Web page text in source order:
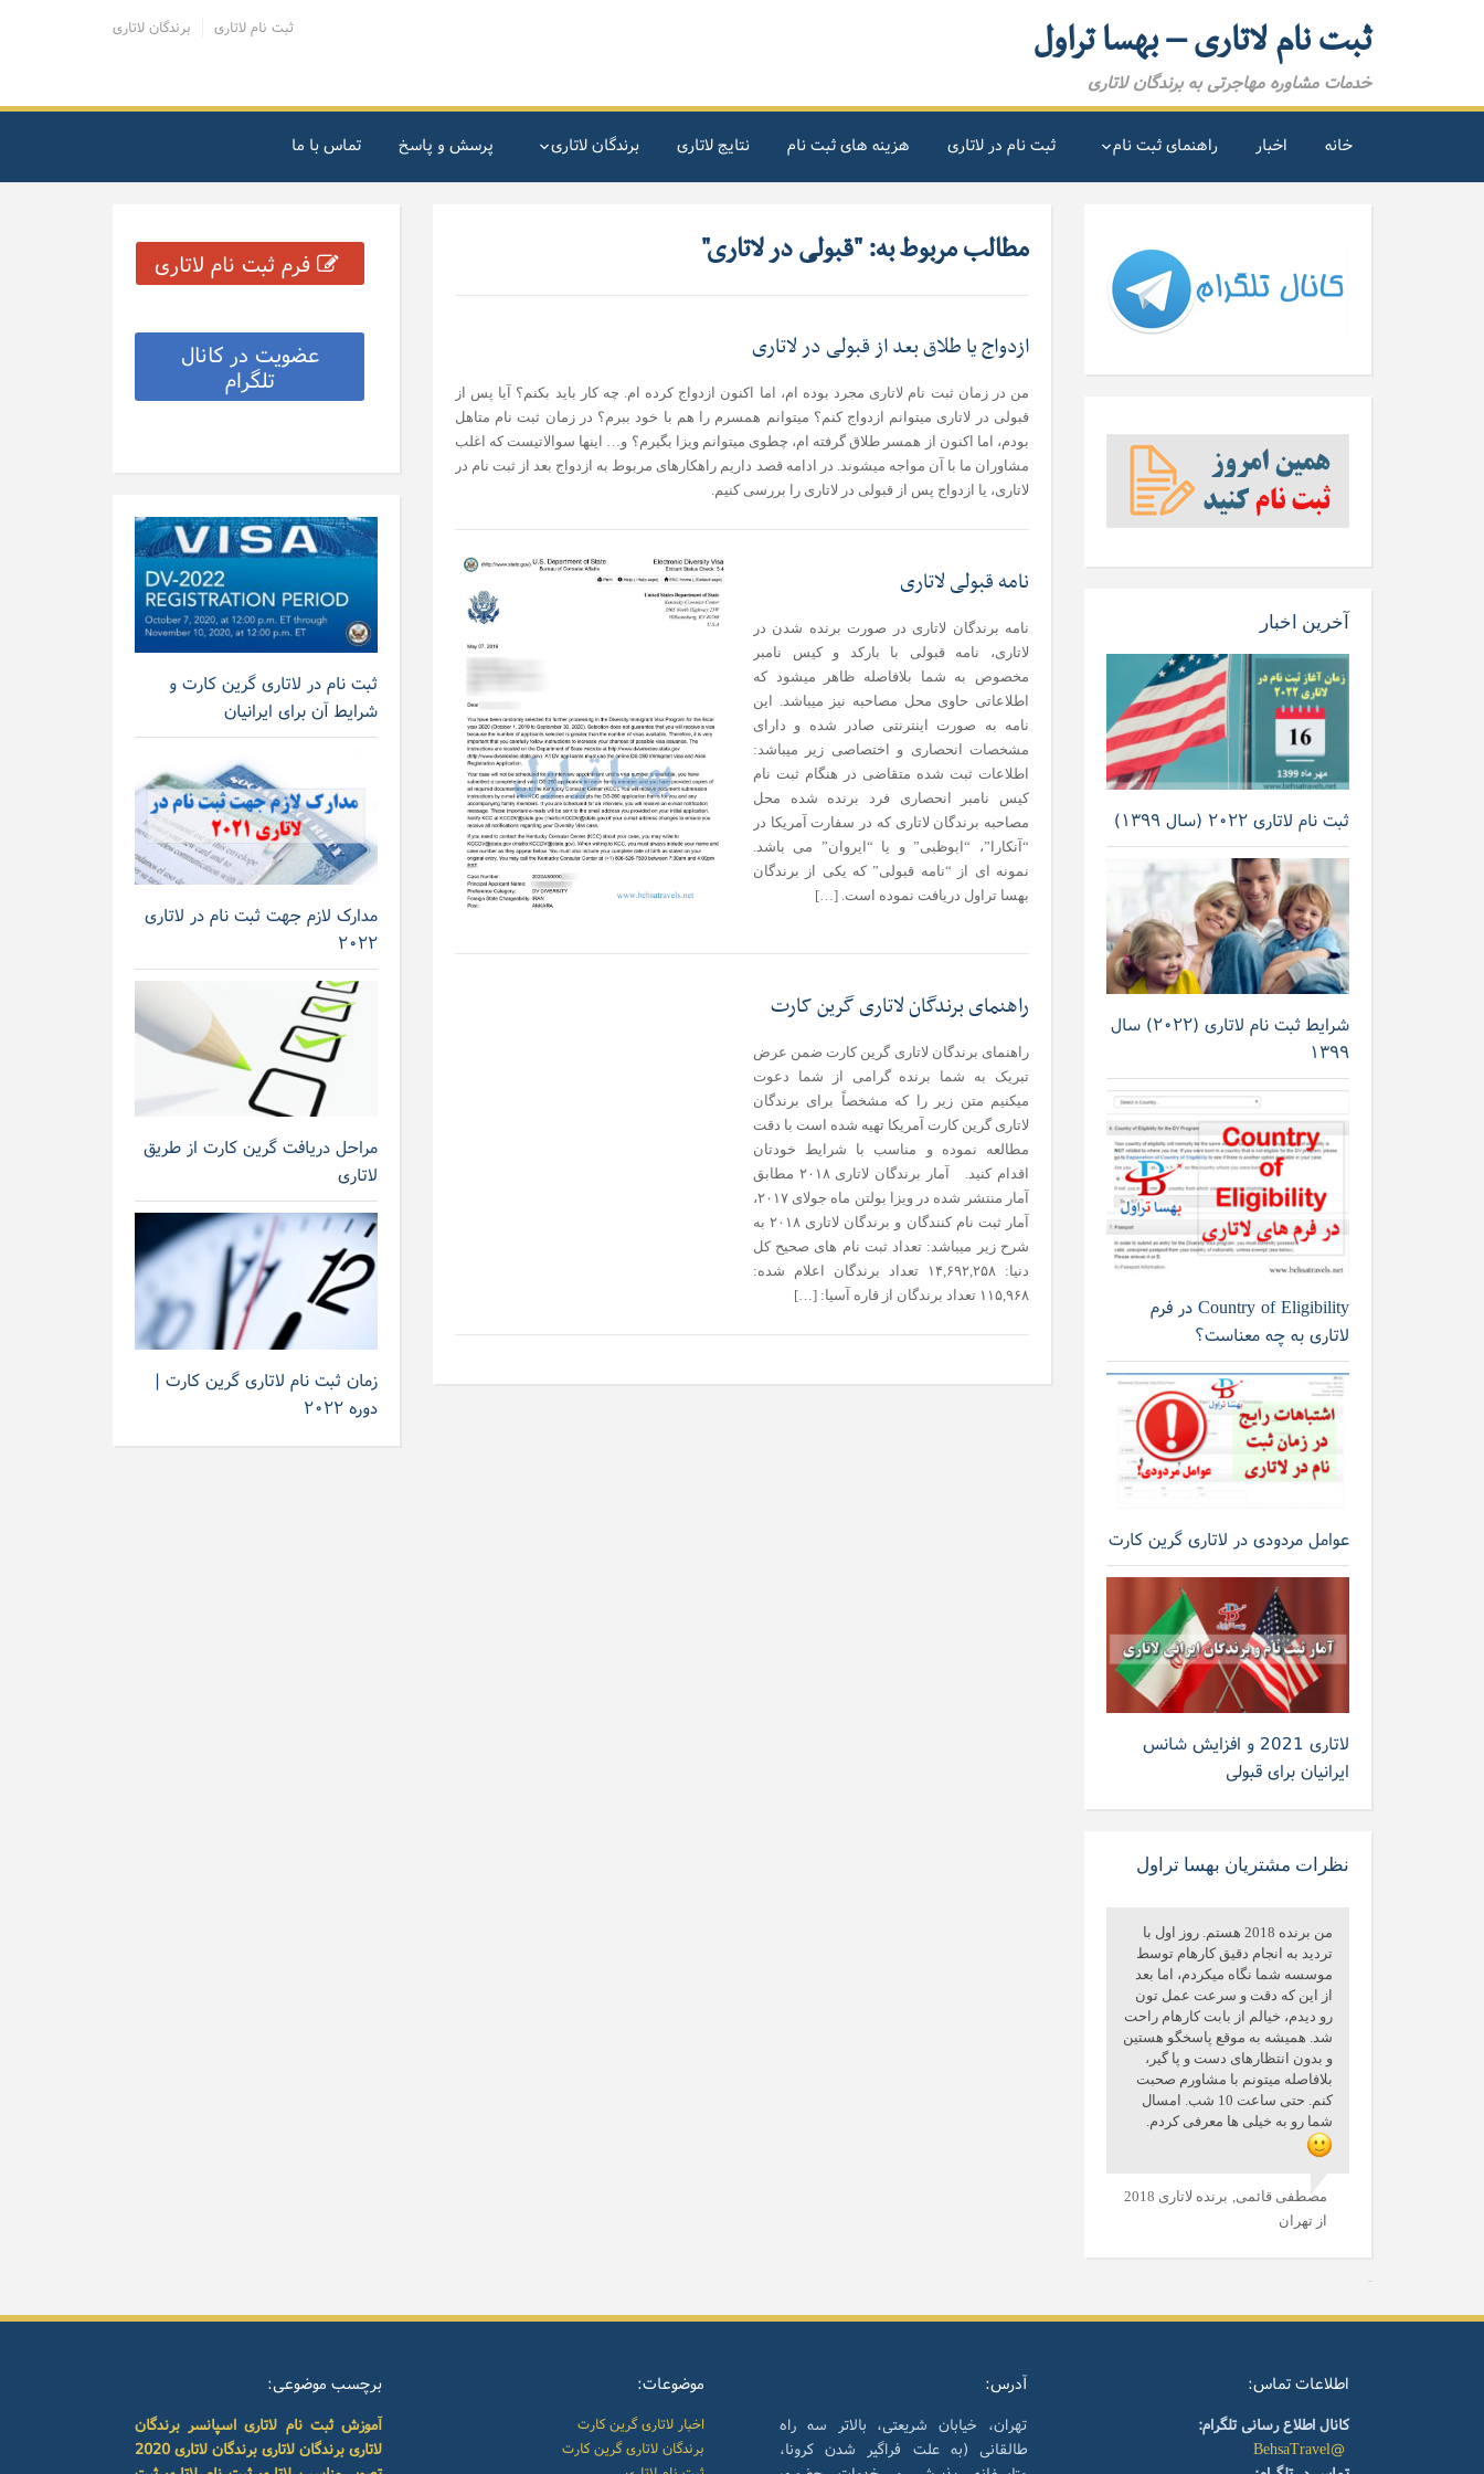
ثبت نام لاتاری – بهسا تراول
خدمات مشاوره مهاجرتی به برندگان لاتاری
برندگان لاتاری ثبت نام لاتاری
خانه اخبار راهنمای ثبت نام ثبت نام در لاتاری هزینه های ثبت نام نتایج لاتاری برندگان لاتاری پرسش و پاسخ تماس با ما
فرم ثبت نام لاتاری
عضویت در کانال
تلگرام
ثبت نام در لاتاری گرین کارت و
شرایط آن برای ایرانیان
مدارک لازم جهت ثبت نام در لاتاری
۲۰۲۲
مراحل دریافت گرین کارت از طریق
لاتاری
زمان ثبت نام لاتاری گرین کارت |
دوره ۲۰۲۲
مطالب مربوط به: "قبولی در لاتاری"
ازدواج یا طلاق بعد از قبولی در لاتاری
من در زمان ثبت نام لاتاری مجرد بوده ام، اما اکنون ازدواج کرده ام. چه کار باید بکنم؟ آیا پس از
قبولی در لاتاری میتوانم ازدواج کنم؟ میتوانم همسرم را هم با خود ببرم؟ در زمان ثبت نام متاهل
بودم، اما اکنون از همسر طلاق گرفته ام، چطوی میتوانم ویزا بگیرم؟ و… اینها سوالاتیست که اغلب
مشاوران ما با آن مواجه میشوند. در ادامه قصد داریم راهکارهای مربوط به ازدواج بعد از ثبت نام در
لاتاری، یا ازدواج پس از قبولی در لاتاری را بررسی کنیم.
نامه قبولی لاتاری
نامه برندگان لاتاری در صورت برنده شدن در
لاتاری، نامه قبولی با بارکد و کیس نامبر
مخصوص به شما بلافاصله ظاهر میشود که
اطلاعاتی حاوی محل مصاحبه نیز میباشد. این
نامه به صورت اینترنتی صادر شده و دارای
مشخصات انحصاری و اختصاصی زیر میباشد:
اطلاعات ثبت شده متقاضی در هنگام ثبت نام
کیس نامبر انحصاری فرد برنده شده محل
مصاحبه برندگان لاتاری که در سفارت آمریکا در
“آنکارا”، “ابوظبی” و یا “ایروان” می باشد.
نمونه ای از “نامه قبولی” که یکی از برندگان
بهسا تراول دریافت نموده است. […]
راهنمای برندگان لاتاری گرین کارت
راهنمای برندگان لاتاری گرین کارت ضمن عرض
تبریک به شما برنده گرامی از شما دعوت
میکنیم متن زیر را که مشخصاً برای برندگان
لاتاری گرین کارت آمریکا تهیه شده است با دقت
مطالعه نموده و مناسب با شرایط خودتان
اقدام کنید. آمار برندگان لاتاری ۲۰۱۸ مطابق
آمار منتشر شده در ویزا بولتن ماه جولای ۲۰۱۷،
آمار ثبت نام کنندگان و برندگان لاتاری ۲۰۱۸ به
شرح زیر میباشد: تعداد ثبت نام های صحیح کل
دنیا: ۱۴,۶۹۲,۲۵۸ تعداد برندگان اعلام شده:
۱۱۵,۹۶۸ تعداد برندگان از قاره آسیا: […]
آخرین اخبار
ثبت نام لاتاری ۲۰۲۲ (سال ۱۳۹۹)
شرایط ثبت نام لاتاری (۲۰۲۲) سال
۱۳۹۹
Country of Eligibility در فرم
لاتاری به چه معناست؟
عوامل مردودی در لاتاری گرین کارت
لاتاری 2021 و افزایش شانس
ایرانیان برای قبولی
نظرات مشتریان بهسا تراول
من برنده 2018 هستم. روز اول با
تردید به انجام دقیق کارهام توسط
موسسه شما نگاه میکردم، اما بعد
از این که دقت و سرعت عمل تون
رو دیدم، خیالم از بابت کارهام راحت
شد. همیشه به موقع پاسخگو هستین
و بدون انتظارهای دست و پا گیر،
بلافاصله میتونم با مشاورم صحبت
کنم. حتی ساعت 10 شب. امسال
شما رو به خیلی ها معرفی کردم.
مصطفی قائمی,
برنده لاتاری 2018
از تهران
برچسب موضوعی:
آموزش ثبت نام لاتاری اسپانسر برندگان
لاتاری برندگان لاتاری برندگان لاتاری 2020
موضوعات:
اخبار لاتاری گرین کارت
برندگان لاتاری گرین کارت
آدرس:
تهران، خیابان شریعتی، بالاتر سه راه
طالقانی (به علت فراگیر شدن کرونا،
اطلاعات تماس:
کانال اطلاع رسانی تلگرام:
@BehsaTravel